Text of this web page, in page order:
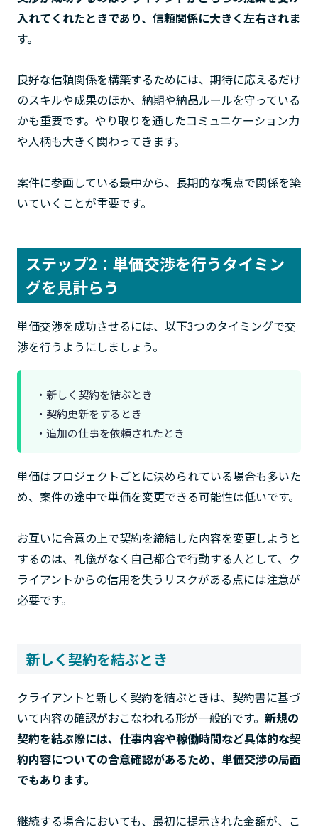
入れてくれたときであり、信頼関係に大きく左右されま
す。
良好な信頼関係を構築するためには、期待に応えるだけ
のスキルや成果のほか、納期や納品ルールを守っている
かも重要です。やり取りを通したコミュニケーション力
や人柄も大きく関わってきます。
案件に参画している最中から、長期的な視点で関係を築
いていくことが重要です。
ステップ2：単価交渉を行うタイミン
グを見計らう
単価交渉を成功させるには、以下3つのタイミングで交
渉を行うようにしましょう。
・新しく契約を結ぶとき
・契約更新をするとき
・追加の仕事を依頼されたとき
単価はプロジェクトごとに決められている場合も多いた
め、案件の途中で単価を変更できる可能性は低いです。
お互いに合意の上で契約を締結した内容を変更しようと
するのは、礼儀がなく自己都合で行動する人として、ク
ライアントからの信用を失うリスクがある点には注意が
必要です。
新しく契約を結ぶとき
クライアントと新しく契約を結ぶときは、契約書に基づ
いて内容の確認がおこなわれる形が一般的です。 新規の
契約を結ぶ際には、仕事内容や稼働時間など具体的な契
約内容についての合意確認があるため、単価交渉の局面
でもあります。
継続する場合においても、最初に提示された金額が、こ